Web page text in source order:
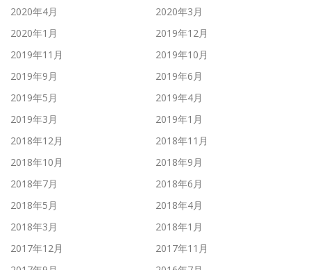
2020年4月
2020年3月
2020年1月
2019年12月
2019年11月
2019年10月
2019年9月
2019年6月
2019年5月
2019年4月
2019年3月
2019年1月
2018年12月
2018年11月
2018年10月
2018年9月
2018年7月
2018年6月
2018年5月
2018年4月
2018年3月
2018年1月
2017年12月
2017年11月